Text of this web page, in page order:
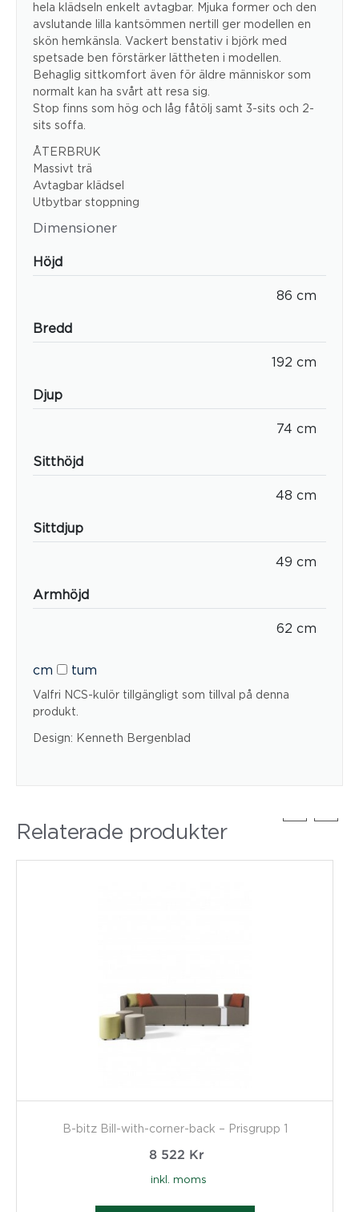
hela klädseln enkelt avtagbar. Mjuka former och den
avslutande lilla kantsömmen nertill ger modellen en
skön hemkänsla. Vackert benstativ i björk med
spetsade ben förstärker lättheten i modellen.
Behaglig sittkomfort även för äldre människor som
normalt kan ha svårt att resa sig.
Stop finns som hög och låg fåtölj samt 3-sits och 2-
sits soffa.
ÅTERBRUK
Massivt trä
Avtagbar klädsel
Utbytbar stoppning
Dimensioner
Höjd
86 cm
Bredd
192 cm
Djup
74 cm
Sitthöjd
48 cm
Sittdjup
49 cm
Armhöjd
62 cm
cm tum
Valfri NCS-kulör tillgängligt som tillval på denna
produkt.
Design: Kenneth Bergenblad
Relaterade produkter
B-bitz Bill-with-corner-back – Prisgrupp 1
8 522 Kr
inkl. moms